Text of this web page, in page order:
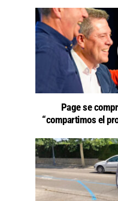
Page se
“compartimos el